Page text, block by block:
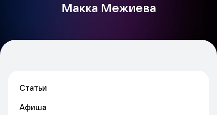
Макка Межиева
Статьи
Афиша